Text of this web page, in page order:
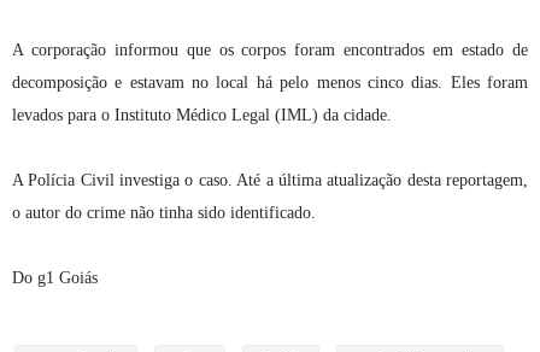
A corporação informou que os corpos foram encontrados em estado de
decomposição e estavam no local há pelo menos cinco dias. Eles foram
levados para o Instituto Médico Legal (IML) da cidade.
A Polícia Civil investiga o caso. Até a última atualização desta reportagem,
o autor do crime não tinha sido identificado.
Do g1 Goiás